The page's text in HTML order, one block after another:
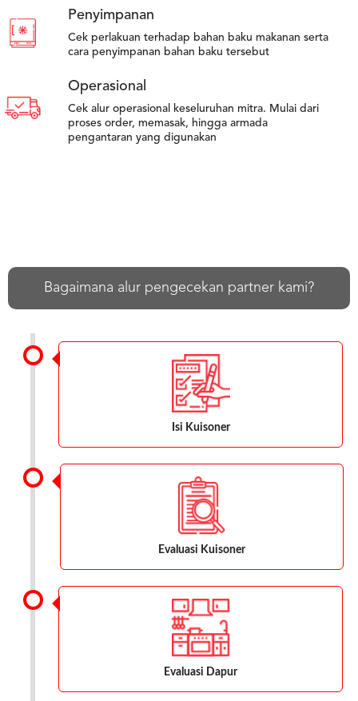
Penyimpanan
Cek perlakuan terhadap bahan baku makanan serta
cara penyimpanan bahan baku tersebut
Operasional
Cek alur operasional keseluruhan mitra. Mulai dari
proses order, memasak, hingga armada
pengantaran yang digunakan
Bagaimana alur pengecekan partner kami?
Isi Kuisoner
Evaluasi Kuisoner
Evaluasi Dapur